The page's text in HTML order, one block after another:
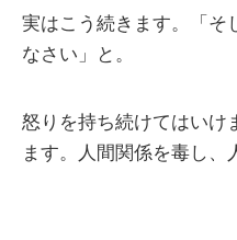
実はこう続きます。「そ
なさい」と。
怒りを持ち続けてはいけ
ます。人間関係を毒し、